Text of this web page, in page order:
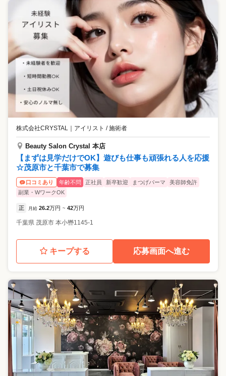
株式会社CRYSTAL アイリスト / 施術者
Beauty Salon Crystal 本店
【まずは見学だけでOK】遊びも仕事も頑張れる人を応援
☆茂原市と千葉市で募集
口コミあり 年齢不問 正社員 新卒歓迎 まつげパーマ
美容師免許
副業・WワークOK
正 月給 26.2万円 ~ 42万円
千葉県 茂原市 本小轡1145-1
キープする 応募画面へ進む